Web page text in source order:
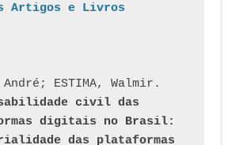
Artigos e Livros
civil das
digitais no Brasil:
das plataformas